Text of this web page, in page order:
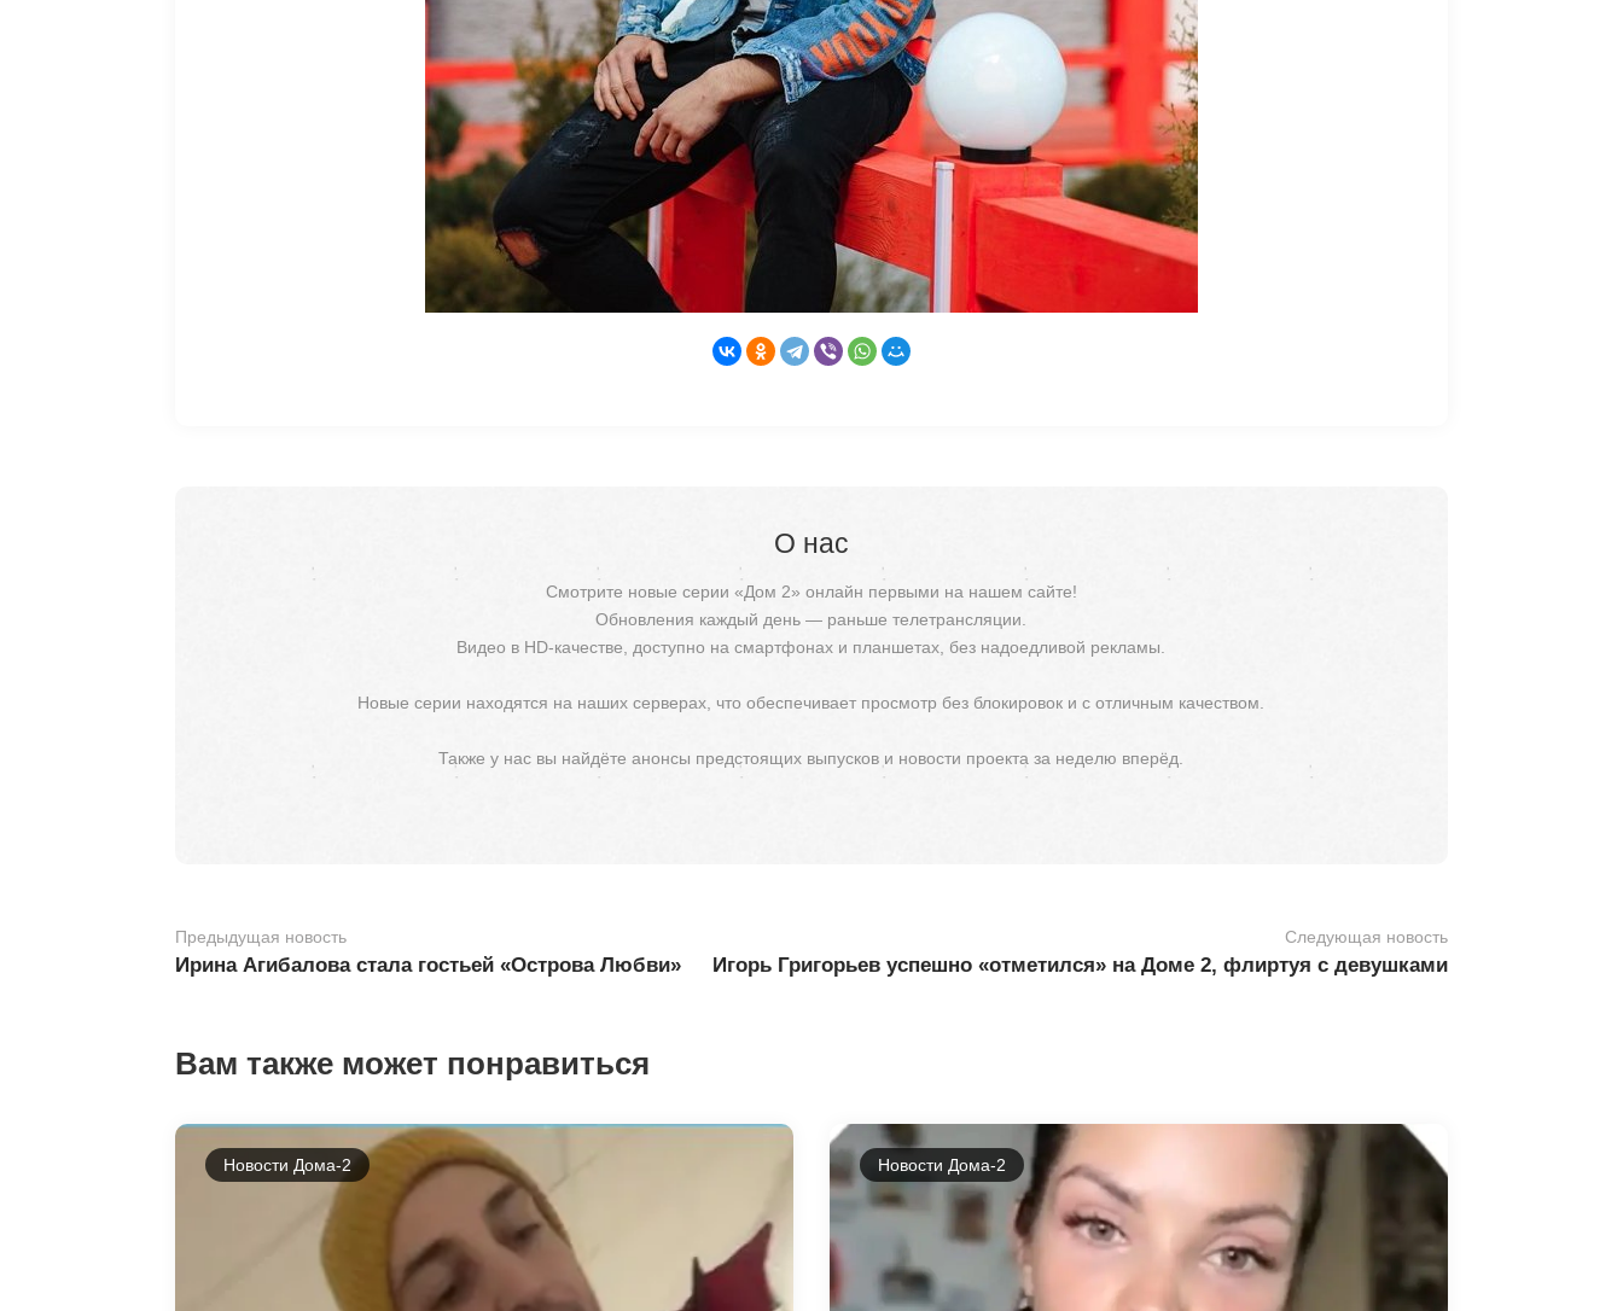
О нас
Смотрите новые серии «Дом 2» онлайн первыми на нашем сайте!
Обновления каждый день — раньше телетрансляции.
Видео в HD-качестве, доступно на смартфонах и планшетах, без надоедливой рекламы.
Новые серии находятся на наших серверах, что обеспечивает просмотр без блокировок и с отличным качеством.
Также у нас вы найдёте анонсы предстоящих выпусков и новости проекта за неделю вперёд.
Предыдущая новость
Ирина Агибалова стала гостьей «Острова Любви»
Следующая новость
Игорь Григорьев успешно «отметился» на Доме 2, флиртуя с девушками
Вам также может понравиться
Новости Дома-2 Новости Дома-2